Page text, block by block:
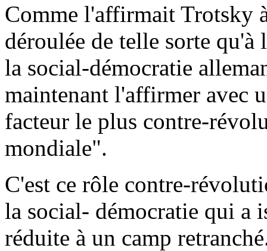
Comme l'affirmait Trotsky
déroulée de telle sorte
la social-démocratie
maintenant l'affirmer avec
facteur le plus contre-
mondiale".
C'est ce rôle contre-
la social- démocratie qui a
réduite à un camp